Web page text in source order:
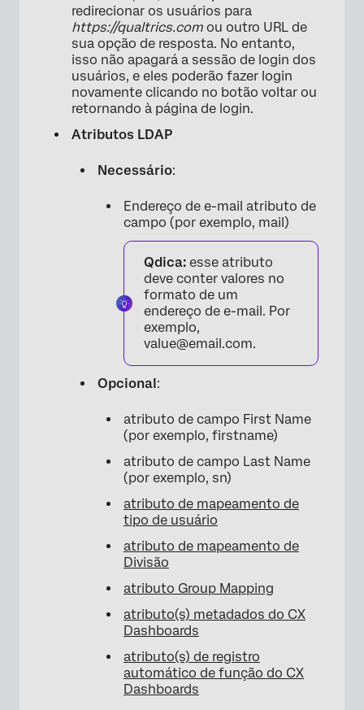
redirecionar os usuários para
https://qualtrics.com ou outro URL de
sua opção de resposta. No entanto,
isso não apagará a sessão de login dos
usuários, e eles poderão fazer login
novamente clicando no botão voltar ou
retornando à página de login.
Atributos LDAP
Necessário:
Endereço de e-mail atributo de
campo (por exemplo, mail)
Qdica: esse atributo
deve conter valores no
formato de um
endereço de e-mail. Por
exemplo,
value@email.com.
Opcional:
atributo de campo First Name
(por exemplo, firstname)
atributo de campo Last Name
(por exemplo, sn)
atributo de mapeamento de
tipo de usuário
atributo de mapeamento de
Divisão
atributo Group Mapping
atributo(s) metadados do CX
Dashboards
atributo(s) de registro
automático de função do CX
Dashboards